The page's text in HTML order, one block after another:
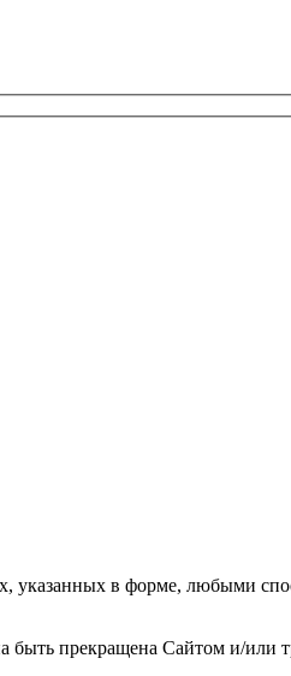
в форме, любыми
быть прекращена Сайтом и/